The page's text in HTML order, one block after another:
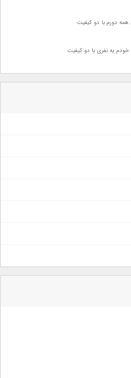
همه دورم با دو کیفیت
یه نفری با دو کیفیت